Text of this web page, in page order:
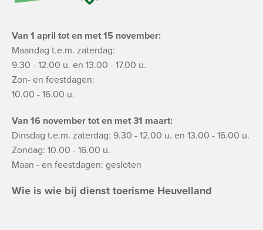
Van 1 april tot en met 15 november:
Maandag t.e.m. zaterdag:
9.30 - 12.00 u. en 13.00 - 17.00 u.
Zon- en feestdagen:
10.00 - 16.00 u.
Van 16 november tot en met 31 maart:
Dinsdag t.e.m. zaterdag: 9.30 - 12.00 u. en 13.00 - 16.00 u.
Zondag: 10.00 - 16.00 u.
Maan - en feestdagen: gesloten
Wie is wie bij dienst toerisme Heuvelland